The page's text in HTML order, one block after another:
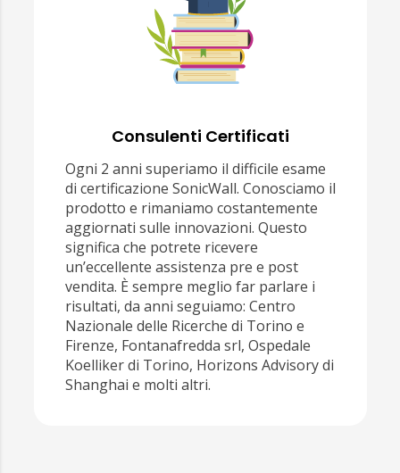
Consulenti Certificati
Ogni 2 anni superiamo il difficile esame
di certificazione SonicWall. Conosciamo il
prodotto e rimaniamo costantemente
aggiornati sulle innovazioni. Questo
significa che potrete ricevere
un’eccellente assistenza pre e post
vendita. È sempre meglio far parlare i
risultati, da anni seguiamo: Centro
Nazionale delle Ricerche di Torino e
Firenze, Fontanafredda srl, Ospedale
Koelliker di Torino, Horizons Advisory di
Shanghai e molti altri.